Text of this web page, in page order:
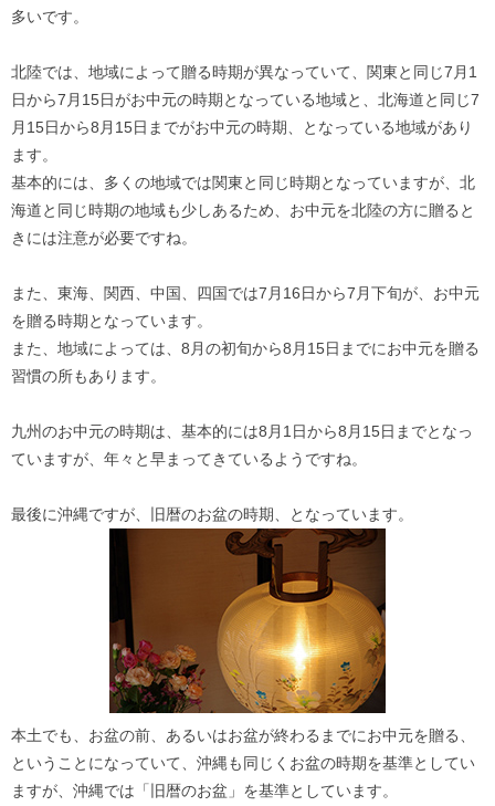
多いです。
北陸では、地域によって贈る時期が異なっていて、関東と同じ7月1
日から7月15日がお中元の時期となっている地域と、北海道と同じ7
月15日から8月15日までがお中元の時期、となっている地域があり
ます。
基本的には、多くの地域では関東と同じ時期となっていますが、北
海道と同じ時期の地域も少しあるため、お中元を北陸の方に贈ると
きには注意が必要ですね。
また、東海、関西、中国、四国では7月16日から7月下旬が、お中元
を贈る時期となっています。
また、地域によっては、8月の初旬から8月15日までにお中元を贈る
習慣の所もあります。
九州のお中元の時期は、基本的には8月1日から8月15日までとなっ
ていますが、年々と早まってきているようですね。
最後に沖縄ですが、旧暦のお盆の時期、となっています。
本土でも、お盆の前、あるいはお盆が終わるまでにお中元を贈る、
ということになっていて、沖縄も同じくお盆の時期を基準としてい
ますが、沖縄では「旧暦のお盆」を基準としています。